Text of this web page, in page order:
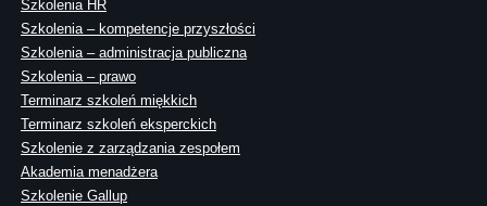
Szkolenia HR
Szkolenia – kompetencje przyszłości
Szkolenia – administracja publiczna
Szkolenia – prawo
Terminarz szkoleń miękkich
Terminarz szkoleń eksperckich
Szkolenie z zarządzania zespołem
Akademia menadżera
Szkolenie Gallup